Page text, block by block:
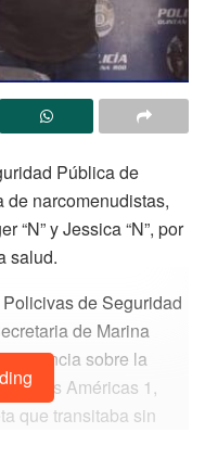
Pública de
narcomenudistas,
“N” y Jessica “N”, por
salud.
de Seguridad
de Marina
vigilancia sobre la
Las Américas 1,
que transitaba sin